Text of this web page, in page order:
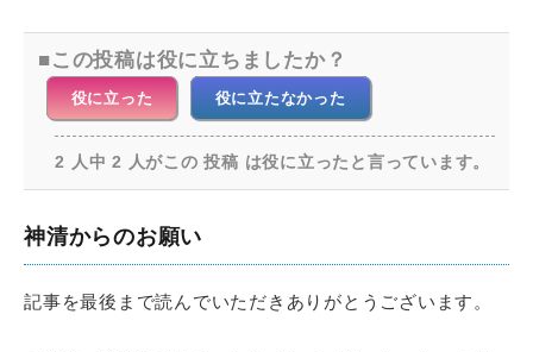
この投稿は役に立ちましたか？
役に立った 役に立たなかった
2 人中 2 人がこの 投稿 は役に立ったと言っています。
神清からのお願い
記事を最後まで読んでいただきありがとうございます。